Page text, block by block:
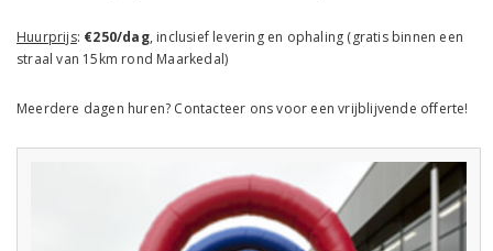
Huurprijs: €250/dag, inclusief levering en ophaling (gratis binnen een
straal van 15km rond Maarkedal)
Meerdere dagen huren? Contacteer ons voor een vrijblijvende offerte!